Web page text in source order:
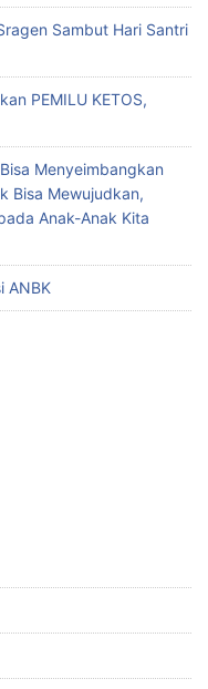
Sambut Hari Santri
PEMILU KETOS,
Menyeimbangkan
Bisa Mewujudkan,
Anak-Anak Kita
ANBK